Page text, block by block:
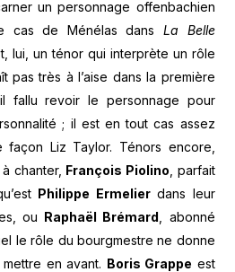
un personnage offenbachien
cas de Ménélas dansLa Belle
lui, un ténor qui interprète un rôle
pas très à l’aise dans la première
fallu revoir le personnage pour
; il est en tout cas assez
façon Liz Taylor. Ténors encore,
chanter, François Piolino , parfait
Philippe Ermelierdans leur
ou Raphaël Brémard , abonné
le rôle du bourgmestre ne donne
en avant. Boris Grappe est